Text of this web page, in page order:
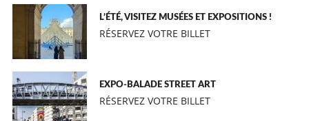
L’ÉTÉ, VISITEZ MUSÉES ET EXPOSITIONS !
RÉSERVEZ VOTRE BILLET
EXPO-BALADE STREET ART
RÉSERVEZ VOTRE BILLET